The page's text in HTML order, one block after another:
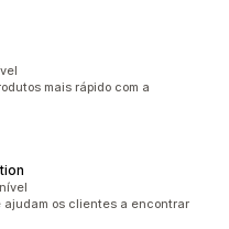
mais rápido com a
os clientes a encontrar